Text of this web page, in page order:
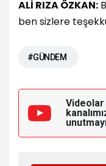
ALİ RIZA ÖZKAN:
ben sizlere
#GÜNDEM
Videolar